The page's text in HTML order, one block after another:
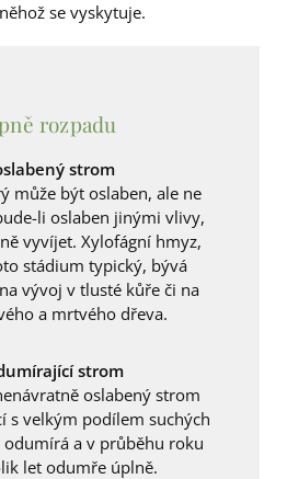
se vyskytuje.
rozpadu
strom
může být oslaben, ale ne
li oslaben jinými vlivy,
vyvíjet. Xylofágní hmyz,
stádium typický, bývá
vývoj v tlusté kůře či na
a mrtvého dřeva.
strom
oslabený strom
s velkým podílem suchých
odumírá a v průběhu roku
let odumře úplně.